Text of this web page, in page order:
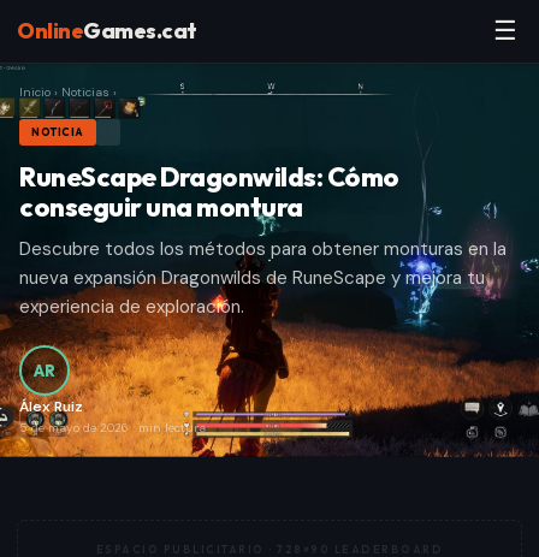
OnlineGames.cat ☰
Inicio › Noticias ›
NOTICIA
RuneScape Dragonwilds: Cómo
conseguir una montura
Descubre todos los métodos para obtener monturas en la
nueva expansión Dragonwilds de RuneScape y mejora tu
experiencia de exploración.
AR
Álex Ruiz
5 de mayo de 2026· min lectura
ESPACIO PUBLICITARIO ·728×90 LEADERBOARD